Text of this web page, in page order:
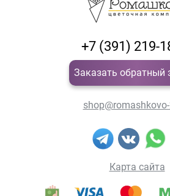
+7 (391) 219-
Заказать обратный
Карта сайта